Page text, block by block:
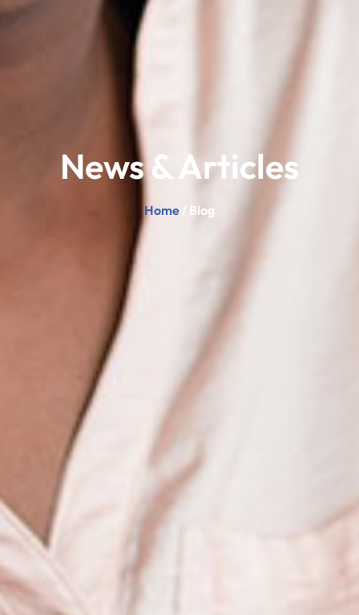
News & Articles
Home / Blog